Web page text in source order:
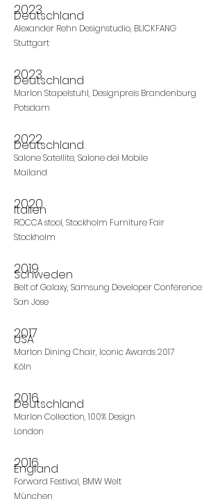
Deutschland
2023
Alexander Rehn Designstudio, BLICKFANG
Stuttgart
Deutschland
2023
Marlon Stapelstuhl, Designpreis Brandenburg
Potsdam
Deutschland
2022
Salone Satellite, Salone del Mobile
Mailand
Italien
2020
ROCCA stool, Stockholm Furniture Fair
Stockholm
Schweden
2019
Belt of Galaxy, Samsung Developer Conference
San Jose
USA
2017
Marlon Dining Chair, Iconic Awards 2017
Köln
Deutschland
2016
Marlon Collection, 100% Design
London
England
2016
Forward Festival, BMW Welt
München